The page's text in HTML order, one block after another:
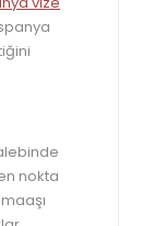
nokta